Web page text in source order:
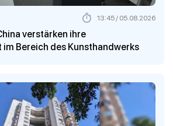
verstärken ihre
Bereich des Kunsthandwerks
13:45 / 05.08.2026